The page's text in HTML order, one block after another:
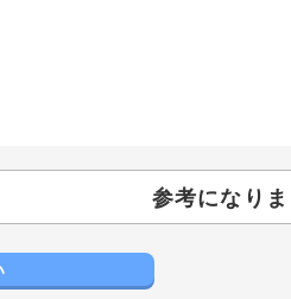
参考になり